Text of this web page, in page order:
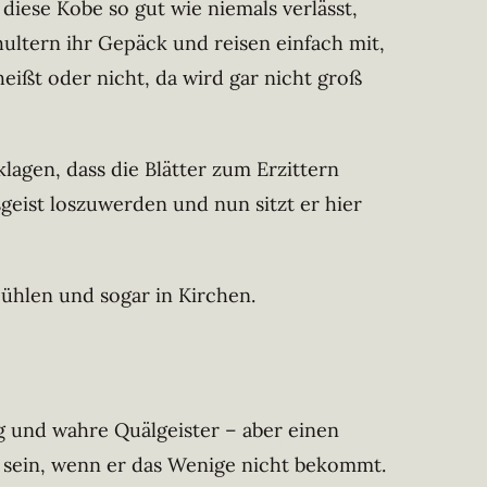
Kobe so gut wie niemals verlässt,
ihr Gepäck und reisen einfach mit,
oder nicht, da wird gar nicht groß
dass die Blätter zum Erzittern
loszuwerden und nun sitzt er hier
und sogar in Kirchen.
wahre Quälgeister – aber einen
wenn er das Wenige nicht bekommt.